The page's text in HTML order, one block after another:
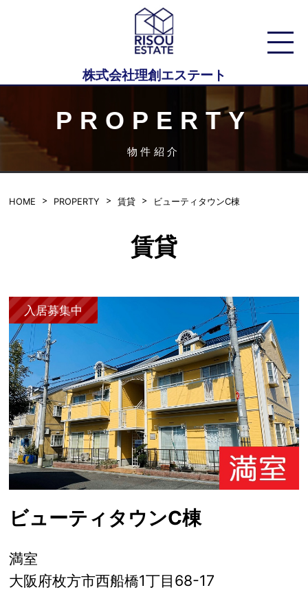
株式会社理創エステート
PROPERTY
物件紹介
HOME PROPERTY 賃貸 ビューティタウンC棟
賃貸
入居募集中
ビューティタウンC棟
満室
大阪府枚方市西船橋1丁目68-17